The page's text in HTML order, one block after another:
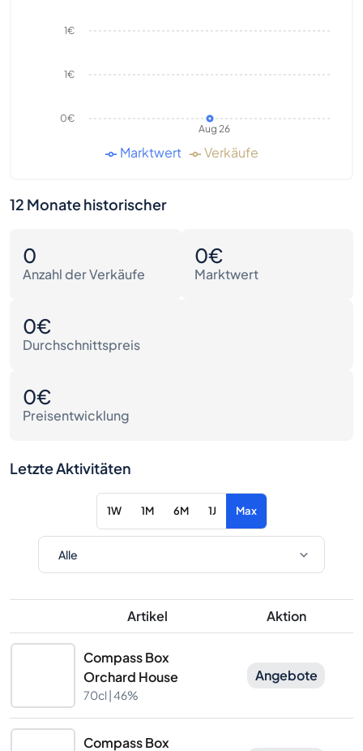
Aug 26
0€
1€
1€
Marktwert Verkäufe
12 Monate historischer
0
Anzahl der Verkäufe
0€
Marktwert
0€
Durchschnittspreis
0€
Preisentwicklung
Letzte Aktivitäten
1W 1M 6M 1J Max
Artikel Aktion
Compass Box
Orchard House
70cl |46%
Angebote
Compass Box